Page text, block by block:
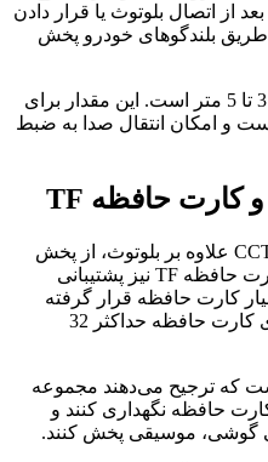
از اتصال بلوتوث یا قرار دادن
بلندگوهای خودرو پخش
برد FM Transmitter این مدل حدود 3 تا 5 متر است. این مقدار برای
و امکان انتقال صدا به ضبط
شارژر فندکی بیسوس مدل CCTM-01 علاوه بر بلوتوث، از پخش
موسیقی از طریق فلش USB و کارت حافظه TF نیز پشتیبانی
کارت حافظه قرار گرفته
است و ظرفیت قابل پشتیبانی برای کارت حافظه حداکثر 32
که ترجیح می‌دهند مجموعه
حافظه نگهداری کنند و
گوشی، موسیقی پخش کنند.